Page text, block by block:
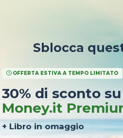
Sblocca
OFFERTA ESTIVA A TEMPO LIMITATO
30% di sconto su
Money.it
+ Libro in omaggio